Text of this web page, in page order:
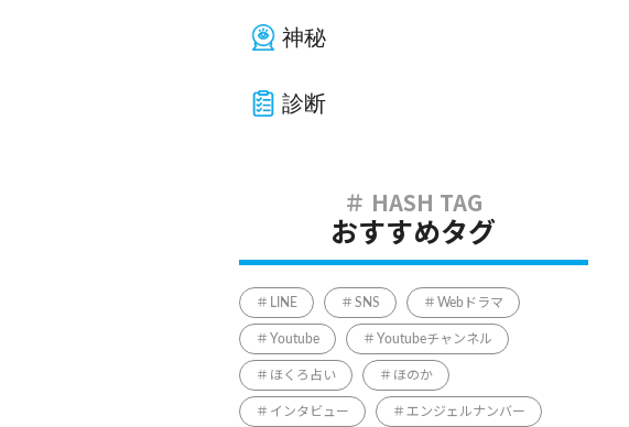
神秘
診断
おすすめタグ
LINE SNS Webドラマ
Youtube Youtubeチャンネル
ほくろ占い ほのか
インタビュー エンジェルナンバー